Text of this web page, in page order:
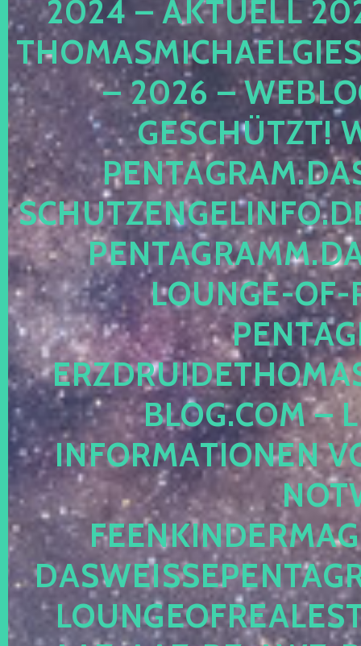
2024 – AKTUELL
– 2026 –
ESCHÜTZT!
OUNGE-OF-
LOG.COM –
NFORMATIONEN